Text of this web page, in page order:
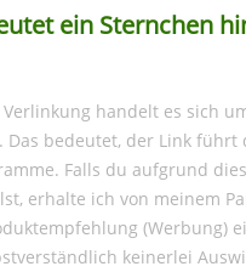
ein Sternchen
handelt es sich
Das bedeutet, der Link
Falls du aufgrund
erhalte ich von meinem
(Werbung)
keinerlei